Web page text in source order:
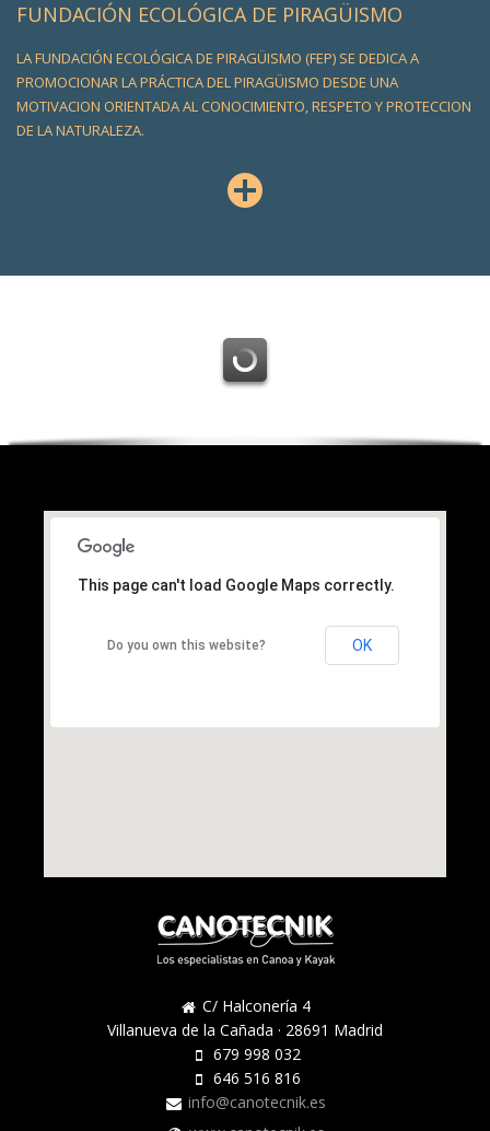
FUNDACIÓN ECOLÓGICA DE PIRAGÜISMO
LA FUNDACIÓN ECOLÓGICA DE PIRAGÜISMO (FEP) SE DEDICA A
PROMOCIONAR LA PRÁCTICA DEL PIRAGÜISMO DESDE UNA
MOTIVACION ORIENTADA AL CONOCIMIENTO, RESPETO Y PROTECCION
DE LA NATURALEZA.
This page can't load Google Maps correctly.
Do you own this website? OK
C/ Halconería 4
Villanueva de la Cañada · 28691 Madrid
679 998 032
646 516 816
info@canotecnik.es